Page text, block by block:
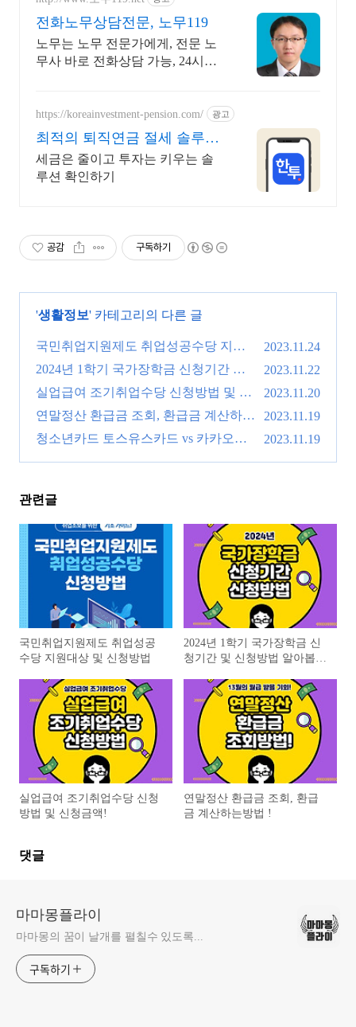
전화노무상담전문, 노무119
노무는 노무 전문가에게, 전문 노
무사 바로 전화상담 가능, 24시간
https://koreainvestment-pension.com/ 광고
최적의 퇴직연금 절세 솔루션
쉽고 빠른 계좌 개설
세금은 줄이고 투자는 키우는 솔
루션 확인하기
공감 구독하기
'생활정보' 카테고리의 다른 글
국민취업지원제도 취업성공수당 지원
대상 및 신청방법
(0)
2023.11.24
2024년 1학기 국가장학금 신청기간 및
신청방법 알아봅시다.
(0)
2023.11.22
실업급여 조기취업수당 신청방법 및 신
청금액!
(0)
2023.11.20
연말정산 환급금 조회, 환급금 계산하는
방법 !
(0)
2023.11.19
청소년카드 토스유스카드 vs 카카오뱅
2023.11.19
관련글
국민취업지원제도 취업성공
수당 지원대상 및 신청방법
2024년 1학기 국가장학금 신
청기간 및 신청방법 알아봅시
실업급여 조기취업수당 신청
방법 및 신청금액!
연말정산 환급금 조회, 환급
금 계산하는방법 !
댓글
마마몽플라이
마마몽의 꿈이 날개를 펼칠수 있도록...
구독하기